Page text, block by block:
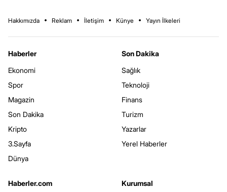
Hakkımızda Reklam İletişim Künye Yayın İlkeleri
Haberler
Ekonomi
Spor
Magazin
Son Dakika
Kripto
3.Sayfa
Dünya
Son Dakika
Sağlık
Teknoloji
Finans
Turizm
Yazarlar
Yerel Haberler
Haberler.com
Kurumsal